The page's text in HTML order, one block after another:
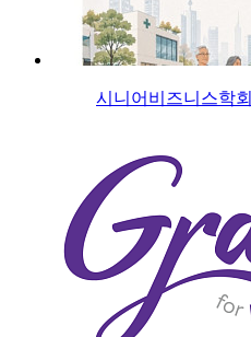
시니어비즈니스학